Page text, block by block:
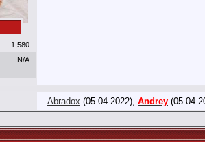
1,580
N/A
Abradox (05.04.2022), Andrey